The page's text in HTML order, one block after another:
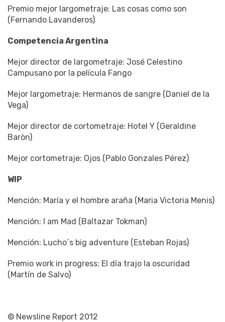
Premio mejor largometraje: Las cosas como son
(Fernando Lavanderos)
Competencia Argentina
Mejor director de largometraje: José Celestino
Campusano por la película Fango
Mejor largometraje: Hermanos de sangre (Daniel de la
Vega)
Mejor director de cortometraje: Hotel Y (Geraldine
Baròn)
Mejor cortometraje: Ojos (Pablo Gonzales Pérez)
WIP
Mención: María y el hombre araña (Maria Victoria Menis)
Mención: I am Mad (Baltazar Tokman)
Mención: Lucho´s big adventure (Esteban Rojas)
Premio work in progress: El día trajo la oscuridad
(Martín de Salvo)
© Newsline Report 2012